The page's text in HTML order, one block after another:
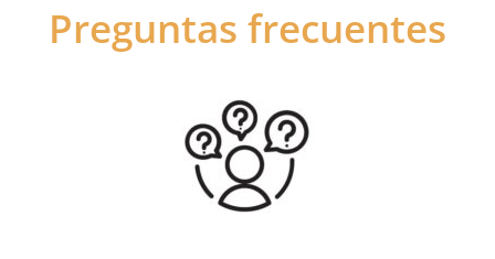
Preguntas frecuentes